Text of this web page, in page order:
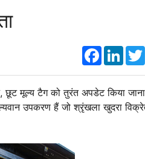
Facebook
छूट मूल्य टैग को तुरंत अपडेट किया जाना
उपकरण हैं जो श्रृंखला खुदरा